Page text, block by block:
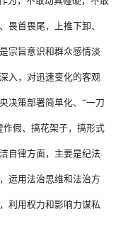
畏首畏尾，上推下卸、
宗旨意识和群众感情淡
入，对迅速变化的客观
决策部署简单化、“一刀
作假、搞花架子，搞形式
自律方面，主要是纪法
运用法治思维和法治方
利用权力和影响力谋私